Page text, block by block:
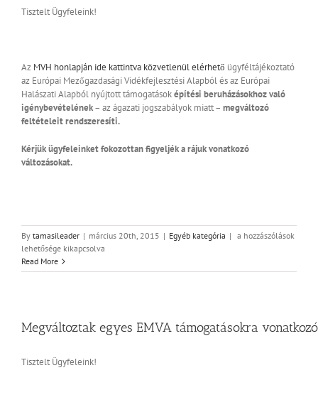
Tisztelt Ügyfeleink!
Az MVH honlapján ide kattintva közvetlenül elérhető ügyféltájékoztató
az Európai Mezőgazdasági Vidékfejlesztési Alapból és az Európai
Halászati Alapból nyújtott támogatásoképítési beruházásokhoz való
igénybevételének– az ágazati jogszabályok miatt – megváltozó
feltételeit rendszeresíti.
Kérjük ügyfeleinket fokozottan figyeljék a rájuk vonatkozó
változásokat.
By tamasileader | március 20th, 2015 | Egyéb kategória | Tájékoztató
beruházásokra
az
a hozzászólások
lehetősége kikapcsolva
Read More
Megváltoztak egyes EMVA támogatásokra
Tisztelt Ügyfeleink!